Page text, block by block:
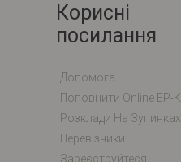
Корисні
посилання
Допомога
Розклади На Зупинках
Перевізники
Зареєструйтеся